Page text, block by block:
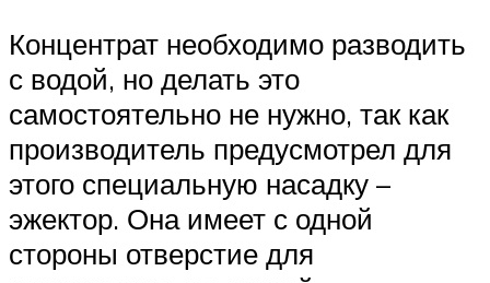
Концентрат необходимо разводить
с водой, но делать это
самостоятельно не нужно, так как
производитель предусмотрел для
этого специальную насадку –
эжектор. Она имеет с одной
стороны отверстие для